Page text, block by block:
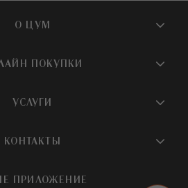
О ЦУМ
О магазине
и ПВЗ ЦУМ
Карьера
ПОКУПКИ
Доставка
УСЛУГИ
карта
КОНТАКТЫ
ПРИЛОЖЕНИЕ